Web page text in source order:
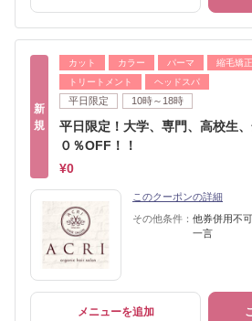
新
規
カット カラー パーマ
縮毛矯正
トリートメント
ヘッドスパ
平日限定 10時～18時
平日限定！大学、専門、高校生
０％OFF！！
¥0
このクーポンの詳細
その他条件： 他券併用不
一言
メニューを追加